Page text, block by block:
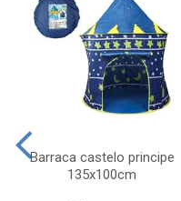
Barraca castelo principe
135x100cm